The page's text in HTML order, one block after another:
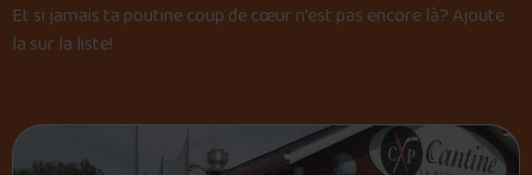
Et si jamais ta poutine coup de cœur n’est pas encore là? Ajoute
la sur la liste!